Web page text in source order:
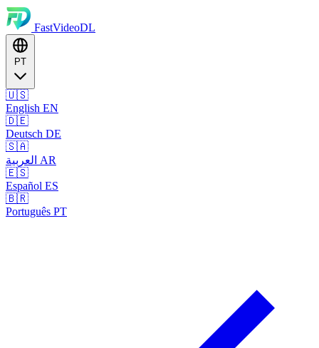
FastVideoDL
PT
🇺🇸
English EN
🇩🇪
Deutsch DE
🇸🇦
العربية AR
🇪🇸
Español ES
🇧🇷
Português PT